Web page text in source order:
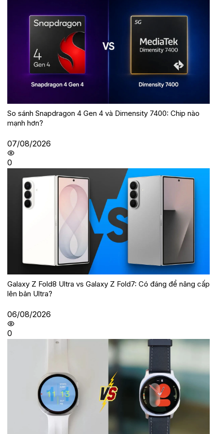
So sánh Snapdragon 4 Gen 4 và Dimensity 7400: Chip nào
mạnh hơn?
07/08/2026
0
Galaxy Z Fold8 Ultra vs Galaxy Z Fold7: Có đáng để nâng cấp
lên bản Ultra?
06/08/2026
0